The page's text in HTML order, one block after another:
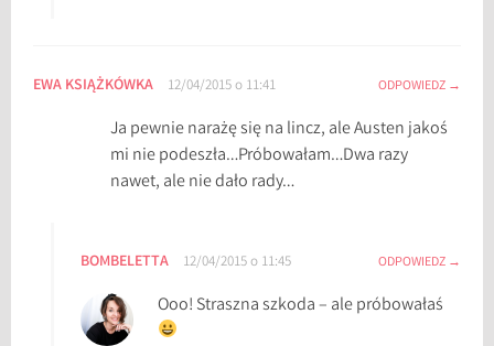
EWA KSIĄŻKÓWKA 12/04/2015 o 11:41 ODPOWIEDZ
Ja pewnie narażę się na lincz, ale Austen jakoś
mi nie podeszła…Próbowałam…Dwa razy
nawet, ale nie dało rady…
BOMBELETTA 12/04/2015 o 11:45 ODPOWIEDZ
Ooo! Straszna szkoda – ale próbowałaś